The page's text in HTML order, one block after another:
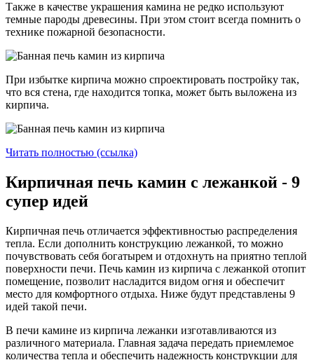
Также в качестве украшения камина не редко используют
темные пароды древесины. При этом стоит всегда помнить о
технике пожарной безопасности.
При избытке кирпича можно спроектировать постройку так,
что вся стена, где находится топка, может быть выложена из
кирпича.
Читать полностью (ссылка)
Кирпичная печь камин с лежанкой - 9
супер идей
Кирпичная печь отличается эффективностью распределения
тепла. Если дополнить конструкцию лежанкой, то можно
почувствовать себя богатырем и отдохнуть на приятно теплой
поверхности печи. Печь камин из кирпича с лежанкой отопит
помещение, позволит насладится видом огня и обеспечит
место для комфортного отдыха. Ниже будут представлены 9
идей такой печи.
В печи камине из кирпича лежанки изготавливаются из
различного материала. Главная задача передать приемлемое
количества тепла и обеспечить надежность конструкции для